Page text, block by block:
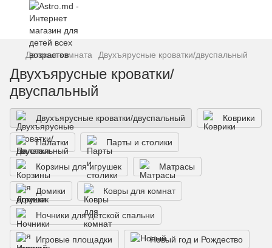
Детская комната Двухъярусные кроватки/двуспальный
Двухъярусные кроватки/
двуспальный
Двухъярусные кроватки/двуспальный Коврики
Палатки Парты и столики
Корзины для игрушек Матрасы
Домики Ковры для комнат
Ночники для детской спальни
Игровые площадки Новый год и Рождество